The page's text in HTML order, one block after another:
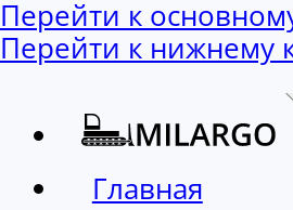
Перейти к
Перейти к нижнему
Главная